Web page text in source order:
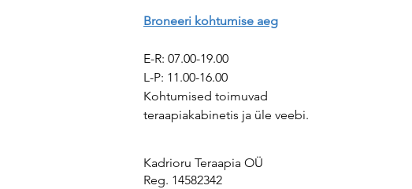
mõtteid ja vajadusi
Broneeri kohtumise aeg
E-R: 07.00-19.00
​​L-P: 11.00-16.00 ​
Kohtumised toimuvad
teraapiakabinetis ja üle veebi.
Kadrioru Teraapia OÜ
Reg. 14582342